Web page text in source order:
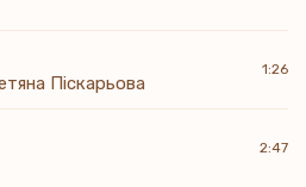
Піскарьова
1:26
2:47